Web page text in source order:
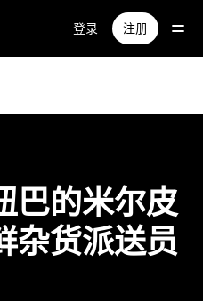
登录 注册
巴的米尔皮
杂货派送员